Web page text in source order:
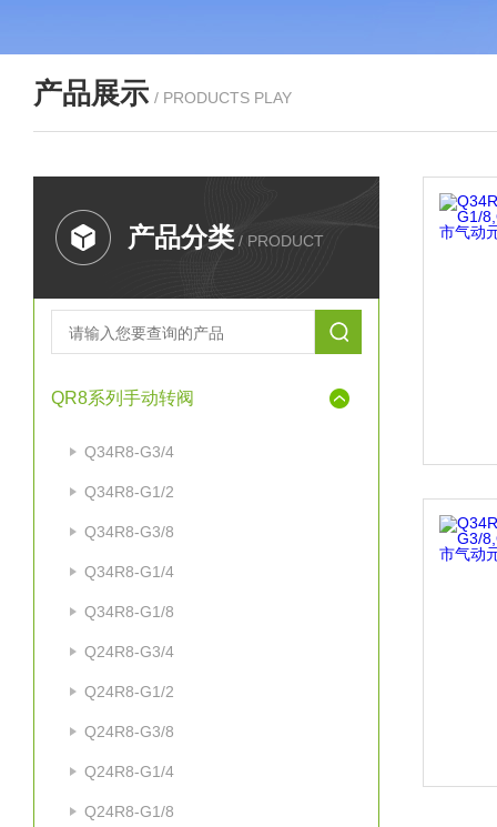
产品展示 / PRODUCTS PLAY
产品分类 / PRODUCT
QR8系列手动转阀
Q34R8-G3/4
Q34R8-G1/2
Q34R8-G3/8
Q34R8-G1/4
Q34R8-G1/8
Q24R8-G3/4
Q24R8-G1/2
Q24R8-G3/8
Q24R8-G1/4
Q24R8-G1/8